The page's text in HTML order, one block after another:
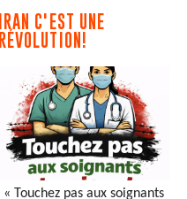
IRAN C'EST UNE
RÉVOLUTION!
« Touchez pas aux soignants